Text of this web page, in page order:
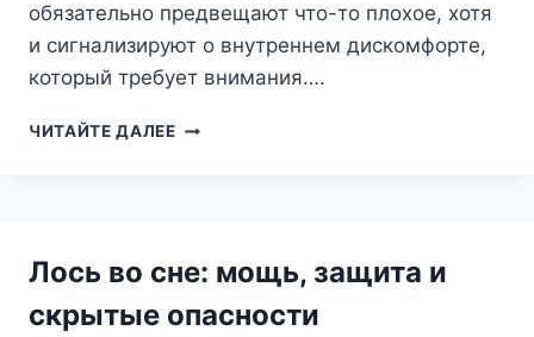
обязательно предвещают что-то плохое, хотя
и сигнализируют о внутреннем дискомфорте,
который требует внимания….
ЧИТАЙТЕ ДАЛЕЕСТРАШНЫЙ
КАК
ТРЕВОГУ?
Лось во сне: мощь, защита и
скрытые опасности